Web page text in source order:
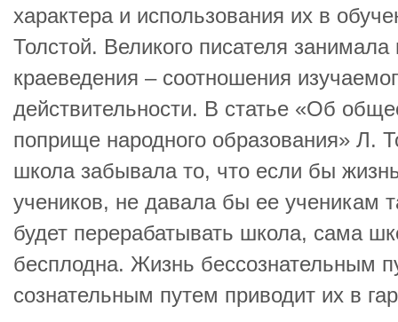
характера и использования их в
Толстой. Великого писателя
краеведения – соотношения
действительности. В статье «Об
поприще народного образования» Л.
школа забывала то, что если бы
учеников, не давала бы ее ученикам
будет перерабатывать школа, сама
бесплодна. Жизнь бессознательным
сознательным путем приводит их в